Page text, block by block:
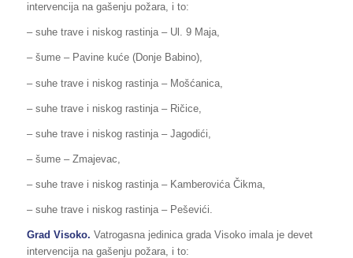
intervencija na gašenju požara, i to:
– suhe trave i niskog rastinja – Ul. 9 Maja,
– šume – Pavine kuće (Donje Babino),
– suhe trave i niskog rastinja – Mošćanica,
– suhe trave i niskog rastinja – Ričice,
– suhe trave i niskog rastinja – Jagodići,
– šume – Zmajevac,
– suhe trave i niskog rastinja – Kamberovića Čikma,
– suhe trave i niskog rastinja – Peševići.
Grad Visoko. Vatrogasna jedinica grada Visoko imala je devet
intervencija na gašenju požara, i to: